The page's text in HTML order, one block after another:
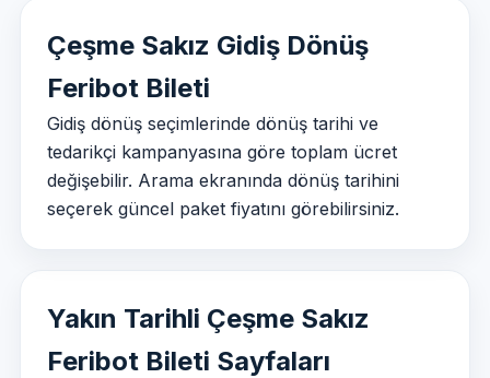
Çeşme Sakız Gidiş Dönüş
Feribot Bileti
Gidiş dönüş seçimlerinde dönüş tarihi ve
tedarikçi kampanyasına göre toplam ücret
değişebilir. Arama ekranında dönüş tarihini
seçerek güncel paket fiyatını görebilirsiniz.
Yakın Tarihli Çeşme Sakız
Feribot Bileti Sayfaları